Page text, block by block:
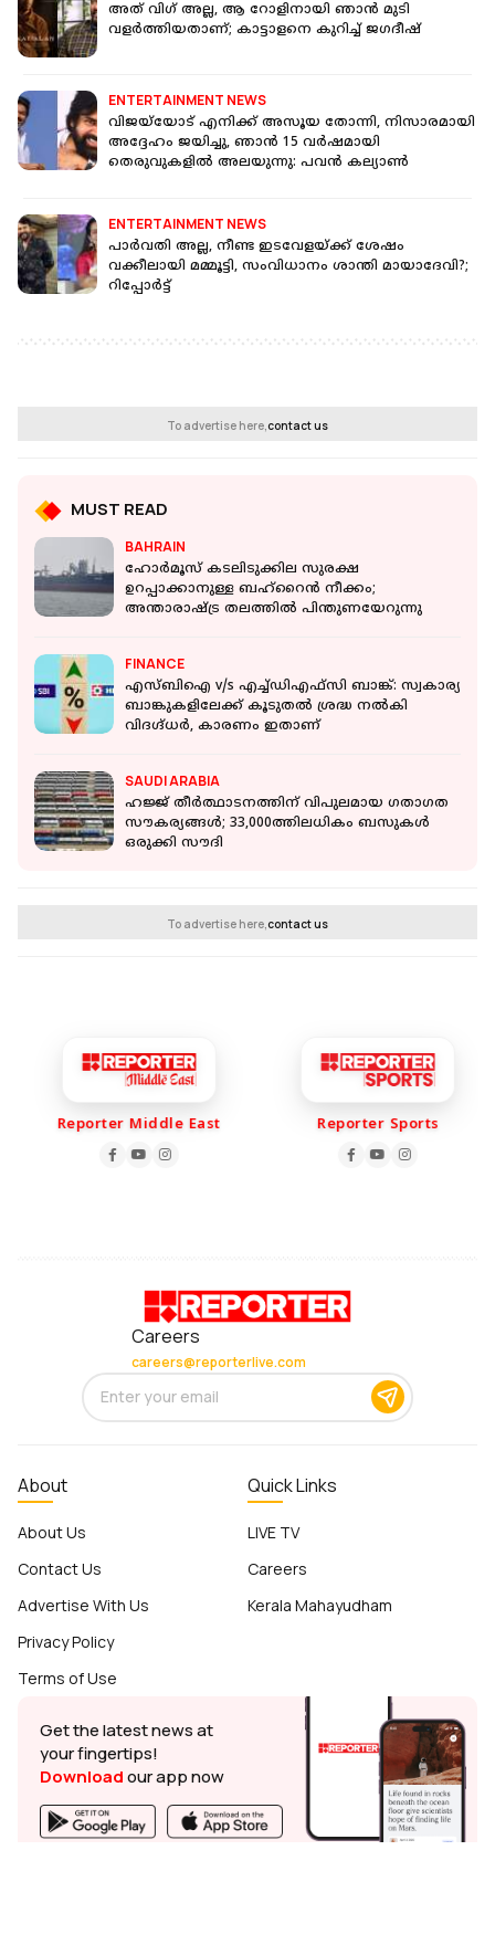
അത് വിഗ് അല്ല, ആ റോളിനായി ഞാൻ മുടി
വളർത്തിയതാണ്; കാട്ടാളനെ കുറിച്ച് ജഗദീഷ്
ENTERTAINMENT NEWS
വിജയ്‌യോട് എനിക്ക് അസൂയ തോന്നി, നിസാരമായി
അദ്ദേഹം ജയിച്ചു, ഞാൻ 15 വർഷമായി
തെരുവുകളിൽ അലയുന്നു: പവൻ കല്യാൺ
ENTERTAINMENT NEWS
പാർവതി അല്ല, നീണ്ട ഇടവേളയ്ക്ക് ശേഷം
വക്കീലായി മമ്മൂട്ടി, സംവിധാനം ശാന്തി മായാദേവി?;
റിപ്പോർട്ട്
To advertise here,contact us
MUST READ
BAHRAIN
ഹോര്‍മൂസ് കടലിടുക്കില സുരക്ഷ
ഉറപ്പാക്കാനുള്ള ബഹ്റൈൻ നീക്കം;
അന്താരാഷ്ട്ര തലത്തിൽ പിന്തുണയേറുന്നു
FINANCE
എസ്‌ബി‌ഐ v/s എച്ച്‌ഡി‌എഫ്‌സി ബാങ്ക്: സ്വകാര്യ
ബാങ്കുകളിലേക്ക് കൂടുതൽ ശ്രദ്ധ നൽകി
വിദഗ്ദ്ധർ, കാരണം ഇതാണ്
SAUDI ARABIA
ഹജ്ജ് തീർത്ഥാടനത്തിന് വിപുലമായ ​ഗതാ​ഗത
സൗകര്യങ്ങൾ; 33,000ത്തിലധികം ബസുകൾ
ഒരുക്കി സൗദി
To advertise here,contact us
Reporter Middle East Reporter Sports
Careers
careers@reporterlive.com
About
About Us
Contact Us
Advertise With Us
Privacy Policy
Terms of Use
Quick Links
LIVE TV
Careers
Kerala Mahayudham
Get the latest news at
your fingertips!
Downloadour app now